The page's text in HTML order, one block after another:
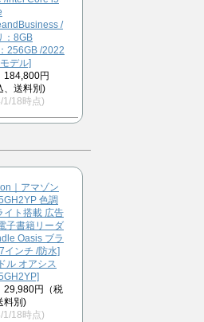
/
：8GB
256GB /2022
デル]
184,800円
、送料別)
1/18時点)
｜アマゾン
色調
イト搭載 広告
子書籍リーダ
Oasis ブラ
インチ /防水]
ル オアシス
29,980円（税
料別)
1/18時点)